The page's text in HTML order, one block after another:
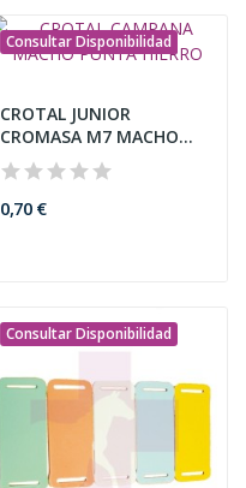
Consultar Disponibilidad
CROTAL JUNIOR
CROMASA M7 MACHO
PUNTA METAL
0,70 €
Consultar Disponibilidad